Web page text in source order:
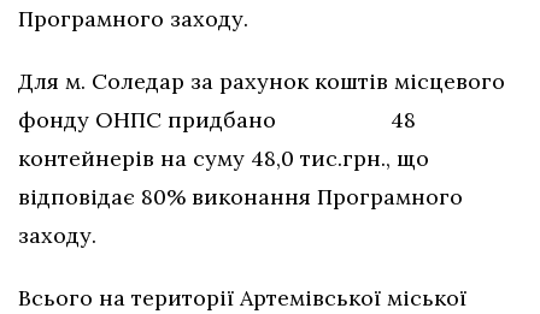
Програмного заходу.
Для м. Соледар за рахунок коштів місцевого
фонду ОНПС придбано 48
контейнерів на суму 48,0 тис.грн., що
відповідає 80% виконання Програмного
заходу.
Всього на території Артемівської міської